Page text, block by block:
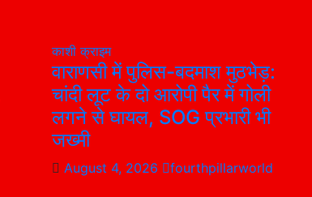
काशीक्राइम
वाराणसी में पुलिस-बदमाश मुठभेड़:
चांदी लूट के दो आरोपी पैर में गोली
लगने से घायल, SOG प्रभारी भी
जख्मी
August 4, 2026
fourthpillarworld